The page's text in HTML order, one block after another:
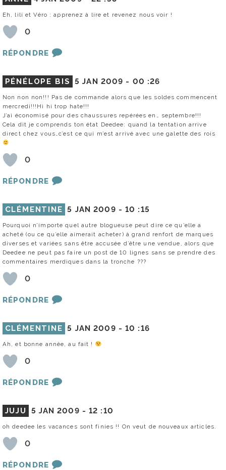
Eh, lili et Véro : apprenez à lire et revenez nous voir !
0
RÉPONDRE
PÉNÉLOPE BIS 5 JAN 2009 - 00 :26
Non non non!!! Pas de commande alors que les soldes commencent
mercredi!!!Hi hi trop hate!!!
J’ai économisé pour des chaussures repérées en… septembre!!!
Cela dit je comprends ton état Deedee: quand la tentation arrive
direct chez vous…c’est ce qui m’est arrivé avec une galette des rois
0
RÉPONDRE
CLÉMENTINE 5 JAN 2009 -10 :15
Pourquoi n’importe quel autre blogueuse peut dire ce qu’elle a
acheté (ou ce qu’elle aimerait acheter) à grand renfort de marques
diverses et variées sans être accusée d’être une vendue, alors que
Deedee ne peut pas faire un post de 10 lignes sans se prendre des
commentaires merdiques dans la tronche ???
0
RÉPONDRE
CLÉMENTINE 5 JAN 2009 -10 :16
Ah, et bonne année, au fait !
0
RÉPONDRE
JUJU 5 JAN 2009 -12 :10
oh deedee les vacances sont finies !! On veut de nouveaux articles.
0
RÉPONDRE